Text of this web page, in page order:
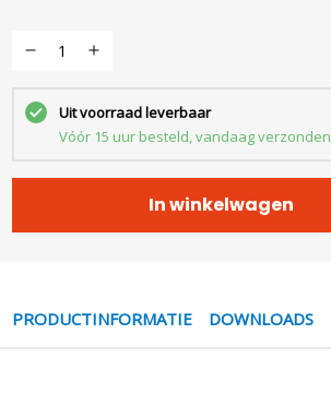
Uit voorraad leverbaar
Vóór 15 uur besteld, vandaag verzonden
In winkelwagen
PRODUCTINFORMATIE DOWNLOADS